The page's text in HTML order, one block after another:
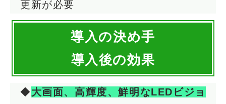
更新が必要
導入の決め手
導入後の効果
◆大画面、高輝度、鮮明 なLEDビジョ